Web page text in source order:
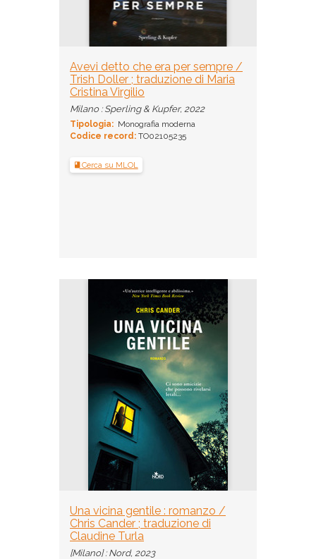
Avevi detto che era per sempre /
Trish Doller ; traduzione di Maria
Cristina Virgilio
Milano : Sperling & Kupfer, 2022
Tipologia: Monografia moderna
Codice record: TO02105235
Cerca su MLOL
Una vicina gentile : romanzo /
Chris Cander ; traduzione di
Claudine Turla
[Milano] : Nord, 2023